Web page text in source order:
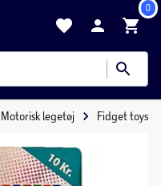
0
Motorisk legetøj Fidget toys